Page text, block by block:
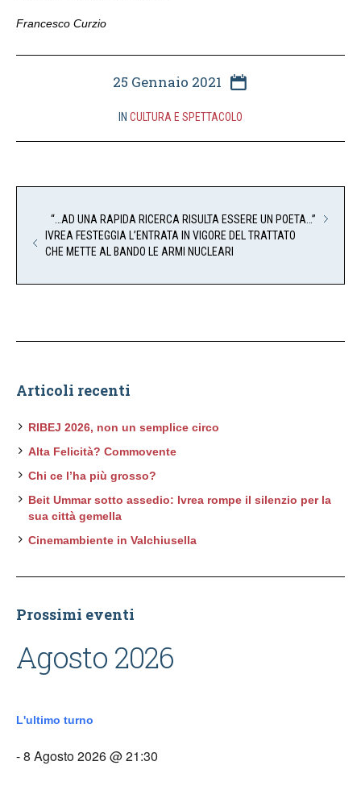
Francesco Curzio
25 Gennaio 2021
IN CULTURA E SPETTACOLO
“…AD UNA RAPIDA RICERCA RISULTA ESSERE UN POETA…”
IVREA FESTEGGIA L’ENTRATA IN VIGORE DEL TRATTATO
CHE METTE AL BANDO LE ARMI NUCLEARI
Articoli recenti
RIBEJ 2026, non un semplice circo
Alta Felicità? Commovente
Chi ce l’ha più grosso?
Beit Ummar sotto assedio: Ivrea rompe il silenzio per la
sua città gemella
Cinemambiente in Valchiusella
Prossimi eventi
Agosto 2026
L'ultimo turno
- 8 Agosto 2026 @ 21:30